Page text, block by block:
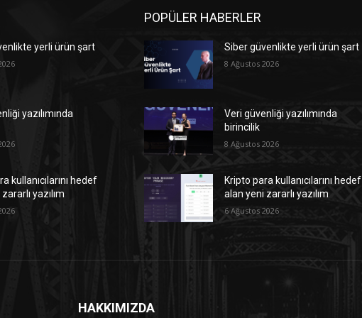
yerli ürün şart
yazılımında
kullanıcılarını hedef
yazılım
POPÜLER HABERLER
Siber güvenlikte yerli ürün şart
8 Ağustos 2026
Veri güvenliği yazılımında
birincilik
8 Ağustos 2026
Kripto para kullanıcılarını hedef
alan yeni zararlı yazılım
6 Ağustos 2026
HAKKIMIZDA